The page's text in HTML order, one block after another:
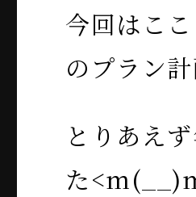
今回はこ
のプラン計
とりあえ
た